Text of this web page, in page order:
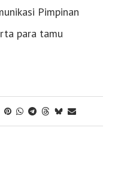
Pimpinan
para tamu